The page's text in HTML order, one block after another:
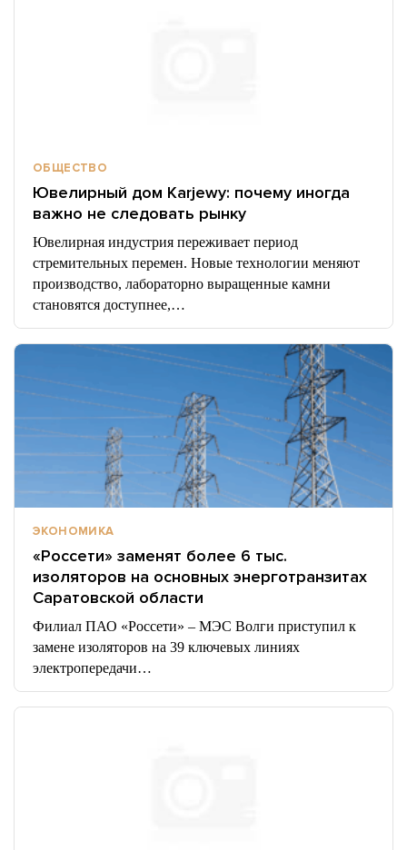
ОБЩЕСТВО
Ювелирный дом Karjewy: почему иногда
важно не следовать рынку
Ювелирная индустрия переживает период
стремительных перемен. Новые технологии меняют
производство, лабораторно выращенные камни
становятся доступнее,…
ЭКОНОМИКА
«Россети» заменят более 6 тыс.
изоляторов на основных энерготранзитах
Саратовской области
Филиал ПАО «Россети» – МЭС Волги приступил к
замене изоляторов на 39 ключевых линиях
электропередачи…